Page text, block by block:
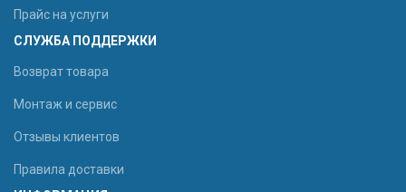
Прайс на услуги
СЛУЖБА ПОДДЕРЖКИ
Возврат товара
Монтаж и сервис
Отзывы клиентов
Правила доставки